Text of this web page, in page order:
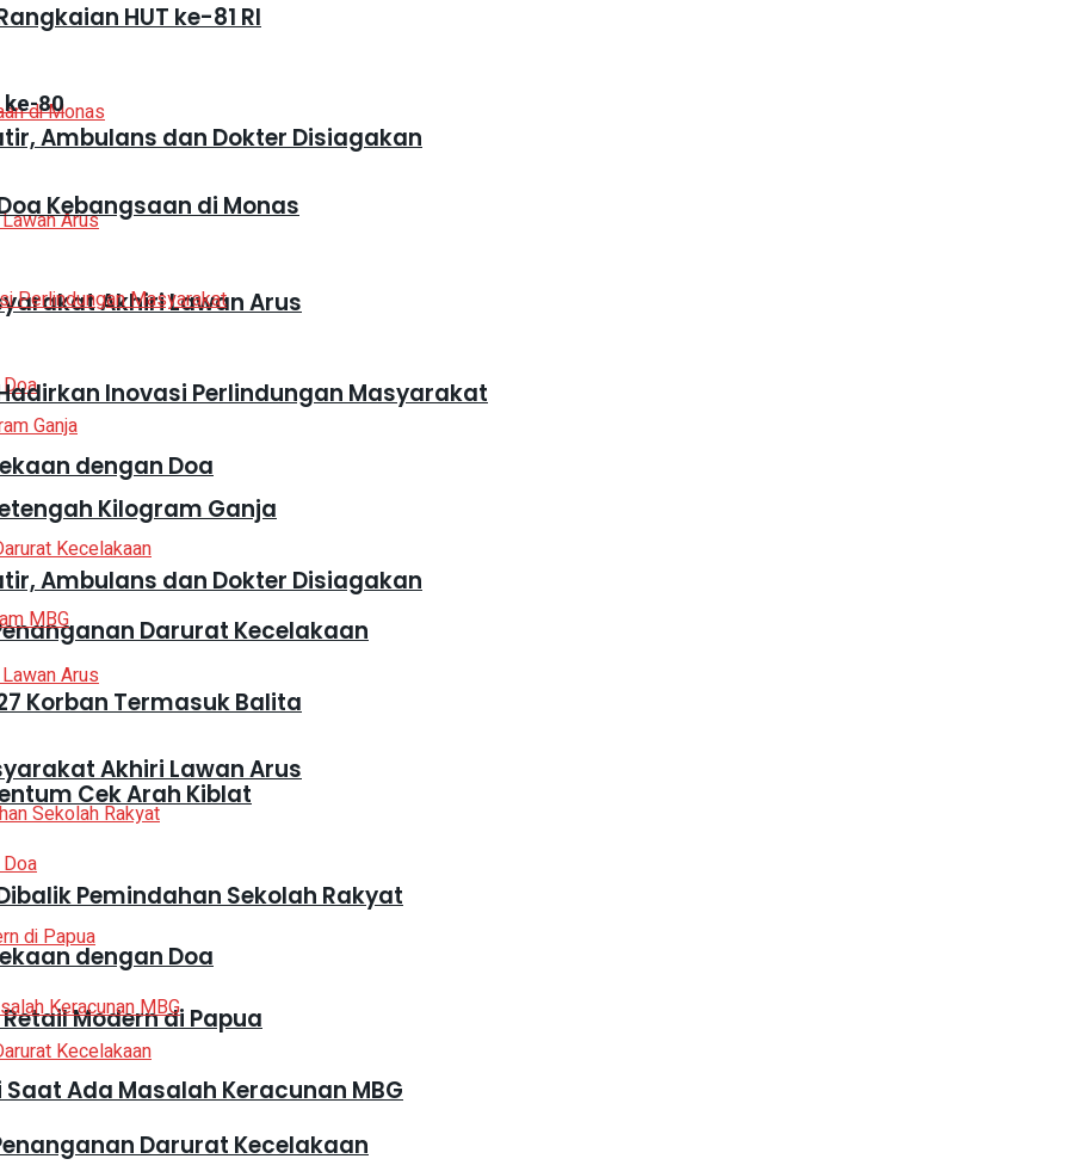
Ambulans dan Dokter Disiagakan
Akhiri Lawan Arus
dengan Doa
Darurat Kecelakaan
Cek Arah Kiblat
Modern di Papua
HUT ke-81 RI
Kebangsaan di Monas
Inovasi Perlindungan Masyarakat
Ambulans dan Dokter Disiagakan
Akhiri Lawan Arus
dengan Doa
Darurat Kecelakaan
ke-80
Kilogram Ganja
Korban Termasuk Balita
Pemindahan Sekolah Rakyat
Ada Masalah Keracunan MBG